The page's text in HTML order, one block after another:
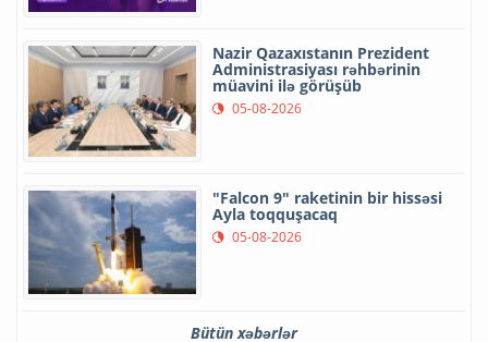
Nazir Qazaxıstanın Prezident
Administrasiyası rəhbərinin
müavini ilə görüşüb
05-08-2026
"Falcon 9" raketinin bir hissəsi
Ayla toqquşacaq
05-08-2026
Bütün xəbərlər